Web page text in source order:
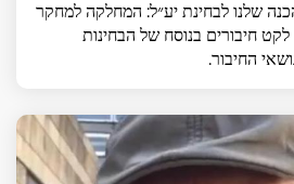
שלנו לבחינת יע״ל: המחלקה למחקר
לקט חיבורים בנוסח של הבחינות